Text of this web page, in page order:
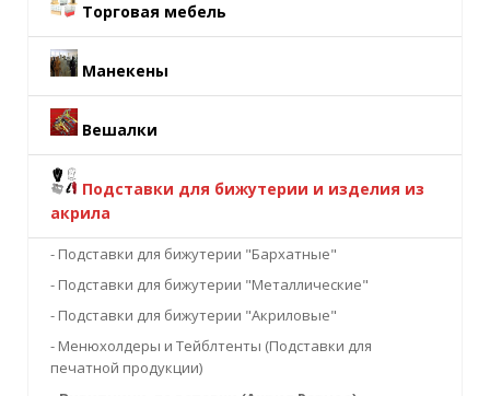
Торговая мебель
Манекены
Вешалки
Подставки для бижутерии и изделия из
акрила
- Подставки для бижутерии "Бархатные"
- Подставки для бижутерии "Металлические"
- Подставки для бижутерии "Акриловые"
- Менюхолдеры и Тейблтенты (Подставки для
печатной продукции)